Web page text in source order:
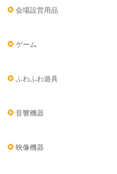
会場設営用品
ゲーム
ふわふわ遊具
音響機器
映像機器